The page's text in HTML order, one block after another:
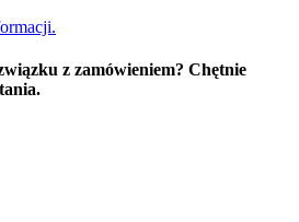
z zamówieniem? Chętnie